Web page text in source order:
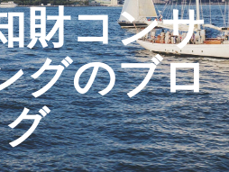
財コンサ
グのブロ
グ